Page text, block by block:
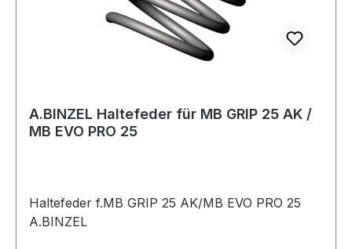
A.BINZEL Haltefeder für MB GRIP 25 AK /
MB EVO PRO 25
Haltefeder f.MB GRIP 25 AK/MB EVO PRO 25
A.BINZEL